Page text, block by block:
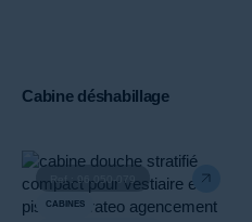
Cabine déshabillage
Ref : 96.050-079
CABINES